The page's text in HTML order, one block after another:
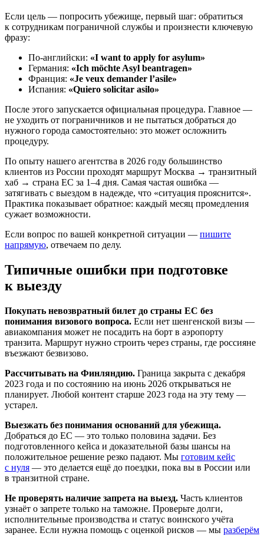
Если цель — попросить убежище, первый шаг: обратиться
к сотрудникам пограничной службы и произнести ключевую
фразу:
По-английски: «I want to apply for asylum»
Германия: «Ich möchte Asyl beantragen»
Франция: «Je veux demander l’asile»
Испания: «Quiero solicitar asilo»
После этого запускается официальная процедура. Главное —
не уходить от пограничников и не пытаться добраться до
нужного города самостоятельно: это может осложнить
процедуру.
По опыту нашего агентства в 2026 году большинство
клиентов из России проходят маршрут Москва → транзитный
хаб → страна ЕС за 1–4 дня. Самая частая ошибка —
затягивать с выездом в надежде, что «ситуация прояснится».
Практика показывает обратное: каждый месяц промедления
сужает возможности.
Если вопрос по вашей конкретной ситуации — пишите
напрямую, отвечаем по делу.
Типичные ошибки при подготовке
к выезду
Покупать невозвратный билет до страны ЕС без
понимания визового вопроса. Если нет шенгенской визы —
авиакомпания может не посадить на борт в аэропорту
транзита. Маршрут нужно строить через страны, где россияне
въезжают безвизово.
Рассчитывать на Финляндию. Граница закрыта с декабря
2023 года и по состоянию на июнь 2026 открываться не
планирует. Любой контент старше 2023 года на эту тему —
устарел.
Выезжать без понимания оснований для убежища.
Добраться до ЕС — это только половина задачи. Без
подготовленного кейса и доказательной базы шансы на
положительное решение резко падают. Мы готовим кейс
с нуля — это делается ещё до поездки, пока вы в России или
в транзитной стране.
Не проверять наличие запрета на выезд. Часть клиентов
узнаёт о запрете только на таможне. Проверьте долги,
исполнительные производства и статус воинского учёта
заранее. Если нужна помощь с оценкой рисков — мы разберём